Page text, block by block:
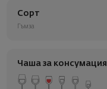
Сорт
Гъмза
Чаша за консумация